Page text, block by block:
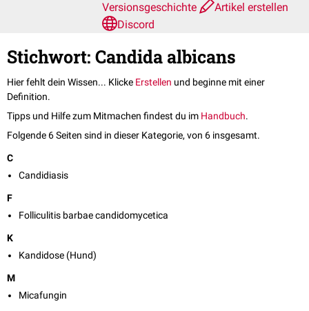
Versionsgeschichte
Artikel erstellen
Discord
Stichwort: Candida albicans
Hier fehlt dein Wissen... Klicke Erstellen und beginne mit einer
Definition.
Tipps und Hilfe zum Mitmachen findest du im Handbuch.
Folgende 6 Seiten sind in dieser Kategorie, von 6 insgesamt.
C
Candidiasis
F
Folliculitis barbae candidomycetica
K
Kandidose (Hund)
M
Micafungin